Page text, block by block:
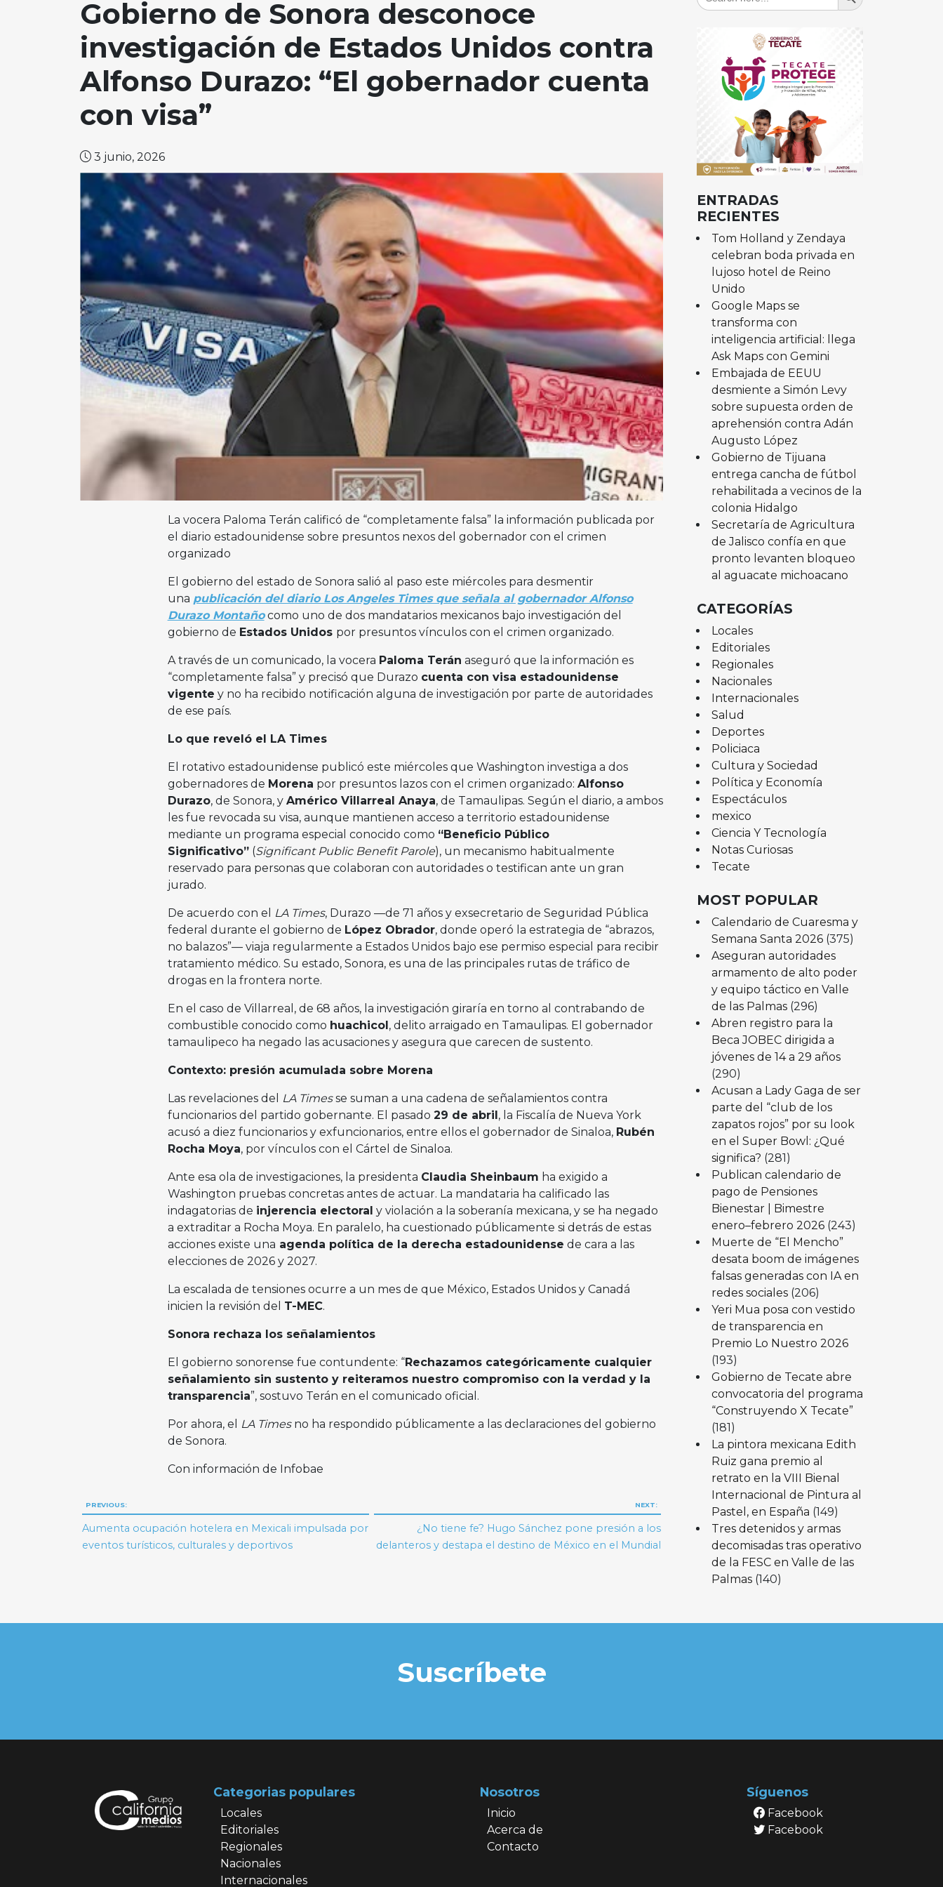
Gobierno de Sonora desconoce
investigación de Estados Unidos contra
Alfonso Durazo: “El gobernador cuenta
con visa”
3 junio, 2026
La vocera Paloma Terán calificó de “completamente falsa” la información publicada por
el diario estadounidense sobre presuntos nexos del gobernador con el crimen
organizado
El gobierno del estado de Sonora salió al paso este miércoles para desmentir
una publicación del diario Los Angeles Times que señala al gobernador Alfonso
Durazo Montañocomo uno de dos mandatarios mexicanos bajo investigación del
gobierno de Estados Unidos por presuntos vínculos con el crimen organizado.
A través de un comunicado, la vocera Paloma Terán aseguró que la información es
“completamente falsa” y precisó que Durazo cuenta con visa estadounidense
vigente y no ha recibido notificación alguna de investigación por parte de autoridades
de ese país.
Lo que reveló el LA Times
El rotativo estadounidense publicó este miércoles que Washington investiga a dos
gobernadores de Morena por presuntos lazos con el crimen organizado: Alfonso
Durazo, de Sonora, y Américo Villarreal Anaya, de Tamaulipas. Según el diario, a ambos
les fue revocada su visa, aunque mantienen acceso a territorio estadounidense
mediante un programa especial conocido como “Beneficio Público
Significativo”(Significant Public Benefit Parole), un mecanismo habitualmente
reservado para personas que colaboran con autoridades o testifican ante un gran
jurado.
De acuerdo con el LA Times, Durazo —de 71 años y exsecretario de Seguridad Pública
federal durante el gobierno de López Obrador, donde operó la estrategia de “abrazos,
no balazos”— viaja regularmente a Estados Unidos bajo ese permiso especial para recibir
tratamiento médico. Su estado, Sonora, es una de las principales rutas de tráfico de
drogas en la frontera norte.
En el caso de Villarreal, de 68 años, la investigación giraría en torno al contrabando de
combustible conocido como huachicol , delito arraigado en Tamaulipas. El gobernador
tamaulipeco ha negado las acusaciones y asegura que carecen de sustento.
Contexto: presión acumulada sobre Morena
Las revelaciones del LA Timesse suman a una cadena de señalamientos contra
funcionarios del partido gobernante. El pasado 29 de abril , la Fiscalía de Nueva York
acusó a diez funcionarios y exfuncionarios, entre ellos el gobernador de Sinaloa, Rubén
Rocha Moya, por vínculos con el Cártel de Sinaloa.
Ante esa ola de investigaciones, la presidenta Claudia Sheinbaum ha exigido a
Washington pruebas concretas antes de actuar. La mandataria ha calificado las
indagatorias de injerencia electoral y violación a la soberanía mexicana, y se ha negado
a extraditar a Rocha Moya. En paralelo, ha cuestionado públicamente si detrás de estas
acciones existe una agenda política de la derecha estadounidense de cara a las
elecciones de 2026 y 2027.
La escalada de tensiones ocurre a un mes de que México, Estados Unidos y Canadá
inicien la revisión del T-MEC.
Sonora rechaza los señalamientos
El gobierno sonorense fue contundente: “Rechazamos categóricamente cualquier
señalamiento sin sustento y reiteramos nuestro compromiso con la verdad y la
transparencia”, sostuvo Terán en el comunicado oficial.
Por ahora, el LA Timesno ha respondido públicamente a las declaraciones del gobierno
de Sonora.
Con información de Infobae
Navegación
de
PREVIOUS:
Aumenta ocupación hotelera en Mexicali impulsada por
eventos turísticos, culturales y deportivos
NEXT:
¿No tiene fe? Hugo Sánchez pone presión a los
delanteros y destapa el destino de México en el Mundial
ENTRADAS
RECIENTES
Tom Holland y Zendaya
celebran boda privada en
lujoso hotel de Reino
Unido
Google Maps se
transforma con
inteligencia artificial: llega
Ask Maps con Gemini
Embajada de EEUU
desmiente a Simón Levy
sobre supuesta orden de
aprehensión contra Adán
Augusto López
Gobierno de Tijuana
entrega cancha de fútbol
rehabilitada a vecinos de la
colonia Hidalgo
Secretaría de Agricultura
de Jalisco confía en que
pronto levanten bloqueo
al aguacate michoacano
CATEGORÍAS
Locales
Editoriales
Regionales
Nacionales
Internacionales
Salud
Deportes
Policiaca
Cultura y Sociedad
Política y Economía
Espectáculos
mexico
Ciencia Y Tecnología
Notas Curiosas
Tecate
MOST POPULAR
Calendario de Cuaresma y
Semana Santa 2026 (375)
Aseguran autoridades
armamento de alto poder
y equipo táctico en Valle
de las Palmas (296)
Abren registro para la
Beca JOBEC dirigida a
jóvenes de 14 a 29 años
(290)
Acusan a Lady Gaga de ser
parte del “club de los
zapatos rojos” por su look
en el Super Bowl: ¿Qué
significa? (281)
Publican calendario de
pago de Pensiones
Bienestar | Bimestre
enero–febrero 2026 (243)
Muerte de “El Mencho”
desata boom de imágenes
falsas generadas con IA en
redes sociales (206)
Yeri Mua posa con vestido
de transparencia en
Premio Lo Nuestro 2026
(193)
Gobierno de Tecate abre
convocatoria del programa
“Construyendo X Tecate”
(181)
La pintora mexicana Edith
Ruiz gana premio al
retrato en la VIII Bienal
Internacional de Pintura al
Pastel, en España (149)
Tres detenidos y armas
decomisadas tras operativo
de la FESC en Valle de las
Palmas (140)
Suscríbete
Categorias populares
Locales
Editoriales
Regionales
Nacionales
Internacionales
Nosotros
Inicio
Acerca de
Contacto
Síguenos
Facebook
Facebook